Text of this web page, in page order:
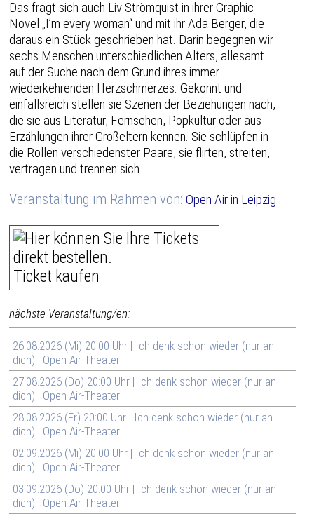
Das fragt sich auch Liv Strömquist in ihrer Graphic
Novel „I’m every woman“ und mit ihr Ada Berger, die
daraus ein Stück geschrieben hat. Darin begegnen wir
sechs Menschen unterschiedlichen Alters, allesamt
auf der Suche nach dem Grund ihres immer
wiederkehrenden Herzschmerzes. Gekonnt und
einfallsreich stellen sie Szenen der Beziehungen nach,
die sie aus Literatur, Fernsehen, Popkultur oder aus
Erzählungen ihrer Großeltern kennen. Sie schlüpfen in
die Rollen verschiedenster Paare, sie flirten, streiten,
vertragen und trennen sich.
Veranstaltung im Rahmen von:Open Air in Leipzig
Ticket kaufen
nächste Veranstaltung/en:
26.08.2026 (Mi) 20:00 Uhr | Ich denk schon wieder (nur an
dich) | Open Air-Theater
27.08.2026 (Do) 20:00 Uhr | Ich denk schon wieder (nur an
dich) | Open Air-Theater
28.08.2026 (Fr) 20:00 Uhr | Ich denk schon wieder (nur an
dich) | Open Air-Theater
02.09.2026 (Mi) 20:00 Uhr | Ich denk schon wieder (nur an
dich) | Open Air-Theater
03.09.2026 (Do) 20:00 Uhr | Ich denk schon wieder (nur an
dich) | Open Air-Theater